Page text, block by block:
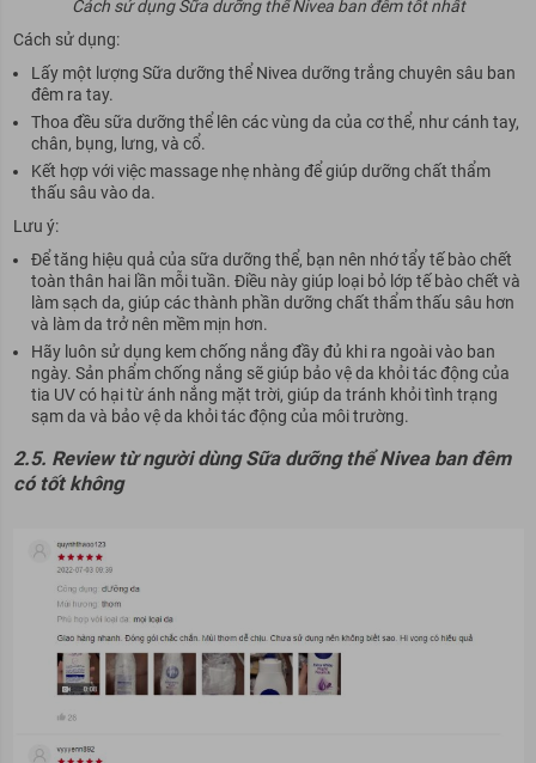
Cách sử dụng Sữa dưỡng thể Nivea ban đêm tốt nhất
Cách sử dụng:
Lấy một lượng Sữa dưỡng thể Nivea dưỡng trắng chuyên sâu ban
đêm ra tay.
Thoa đều sữa dưỡng thể lên các vùng da của cơ thể, như cánh tay,
chân, bụng, lưng, và cổ.
Kết hợp với việc massage nhẹ nhàng để giúp dưỡng chất thẩm
thấu sâu vào da.
Lưu ý:
Để tăng hiệu quả của sữa dưỡng thể, bạn nên nhớ tẩy tế bào chết
toàn thân hai lần mỗi tuần. Điều này giúp loại bỏ lớp tế bào chết và
làm sạch da, giúp các thành phần dưỡng chất thẩm thấu sâu hơn
và làm da trở nên mềm mịn hơn.
Hãy luôn sử dụng kem chống nắng đầy đủ khi ra ngoài vào ban
ngày. Sản phẩm chống nắng sẽ giúp bảo vệ da khỏi tác động của
tia UV có hại từ ánh nắng mặt trời, giúp da tránh khỏi tình trạng
sạm da và bảo vệ da khỏi tác động của môi trường.
2.5. Review từ người dùng Sữa dưỡng thể Nivea ban đêm
có tốt không